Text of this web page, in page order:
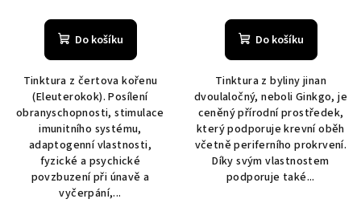
Do košíku
Tinktura z čertova kořenu
(Eleuterokok). Posílení
obranyschopnosti, stimulace
imunitního systému,
adaptogenní vlastnosti,
fyzické a psychické
povzbuzení při únavě a
vyčerpání,...
Do košíku
Tinktura z byliny jinan
dvoulaločný, neboli Ginkgo, je
ceněný přírodní prostředek,
který podporuje krevní oběh
včetně periferního prokrvení.
Díky svým vlastnostem
podporuje také...